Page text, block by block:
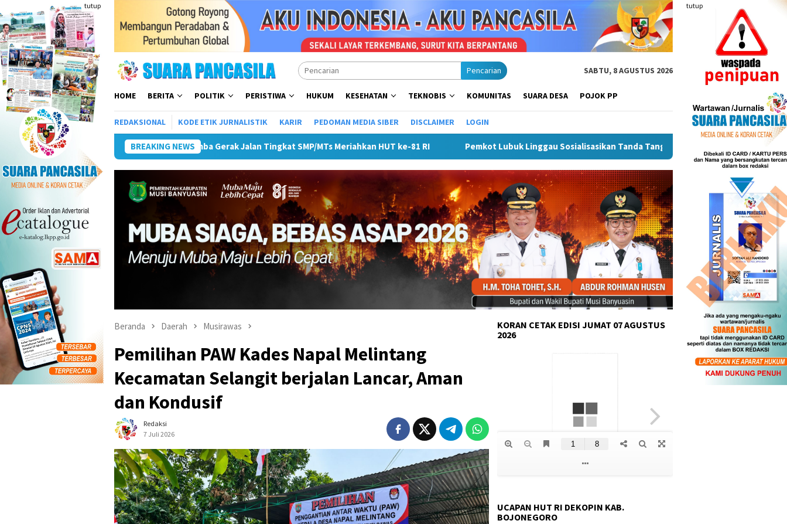
ke
konten
tutup tutup
Pencarian SABTU, 8 AGUSTUS 2026
HOME BERITA POLITIK PERISTIWA HUKUM KESEHATAN TEKNOBIS KOMUNITAS SUARA DESA POJOK PP
REDAKSIONAL KODE ETIK JURNALISTIK KARIR PEDOMAN MEDIA SIBER DISCLAIMER LOGIN
BREAKING NEWS
Jalan Tingkat SMP/MTs Meriahkan HUT ke-81 RI Pemkot Lubuk Linggau Sosialisasikan Tanda Tangan Elektronik Untuk Percepatan SPBE Dorong UMKM Naik Kelas, Ratu Dewa
Beranda Daerah Musirawas
Pemilihan PAW Kades Napal Melintang
Kecamatan Selangit berjalan Lancar, Aman
dan Kondusif
Redaksi
7 Juli 2026
KORAN CETAK EDISI JUMAT 07 AGUSTUS
2026
UCAPAN HUT RI DEKOPIN KAB.
BOJONEGORO